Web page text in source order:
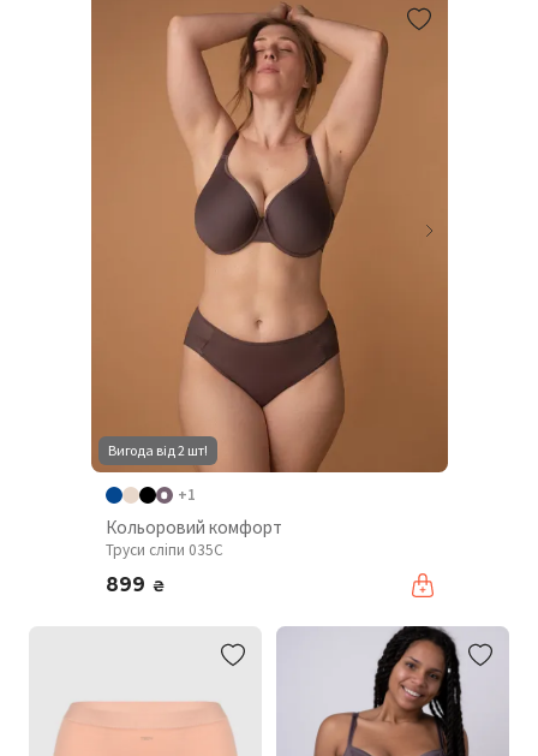
Вигода від 2 шт!
+1
Кольоровий комфорт
Труси сліпи 035C
899 ₴